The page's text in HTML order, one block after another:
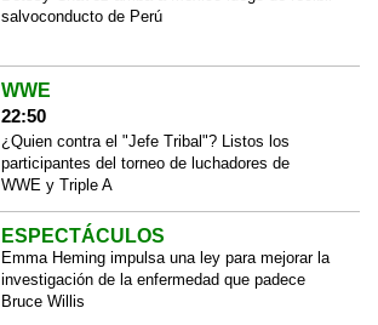
salvoconducto de Perú
WWE
22:50
¿Quien contra el "Jefe Tribal"? Listos los
participantes del torneo de luchadores de
WWE y Triple A
ESPECTÁCULOS
Emma Heming impulsa una ley para mejorar la
investigación de la enfermedad que padece
Bruce Willis